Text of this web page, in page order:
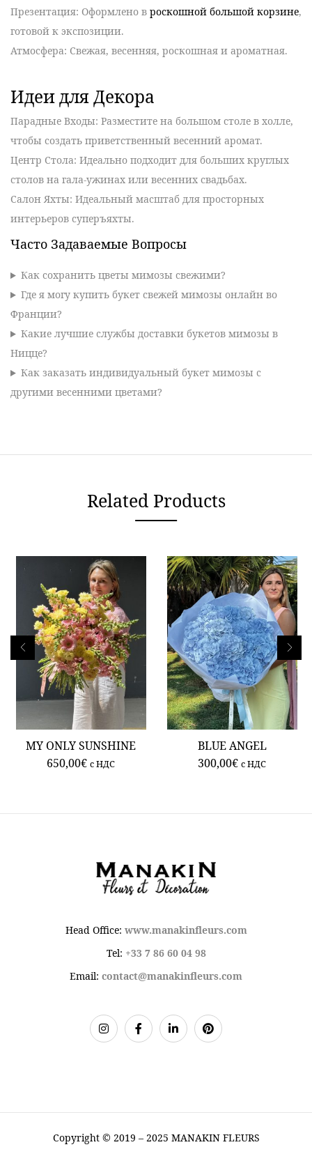
Презентация: Оформлено в роскошной большой корзине,
готовой к экспозиции.
Атмосфера: Свежая, весенняя, роскошная и ароматная.
Идеи для Декора
Парадные Входы: Разместите на большом столе в холле,
чтобы создать приветственный весенний аромат.
Центр Стола: Идеально подходит для больших круглых
столов на гала-ужинах или весенних свадьбах.
Салон Яхты: Идеальный масштаб для просторных
интерьеров суперъяхты.
Часто Задаваемые Вопросы
Как сохранить цветы мимозы свежими?
Где я могу купить букет свежей мимозы онлайн во
Франции?
Какие лучшие службы доставки букетов мимозы в
Ницце?
Как заказать индивидуальный букет мимозы с
другими весенними цветами?
Related Products
MY ONLY SUNSHINE
650,00€ c НДС
BLUE ANGEL
300,00€ c НДС
Head Office: www.manakinfleurs.com
Tel: +33 7 86 60 04 98
Email: contact@manakinfleurs.com
Copyright © 2019 – 2025 MANAKIN FLEURS